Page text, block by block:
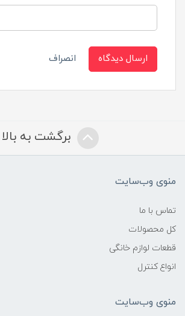
ارسال دیدگاه انصراف
برگشت به بالا
منوی وب‌سایت
تماس با ما
کل محصولات
قطعات لوازم خانگی
انواع کنترل
منوی وب‌سایت